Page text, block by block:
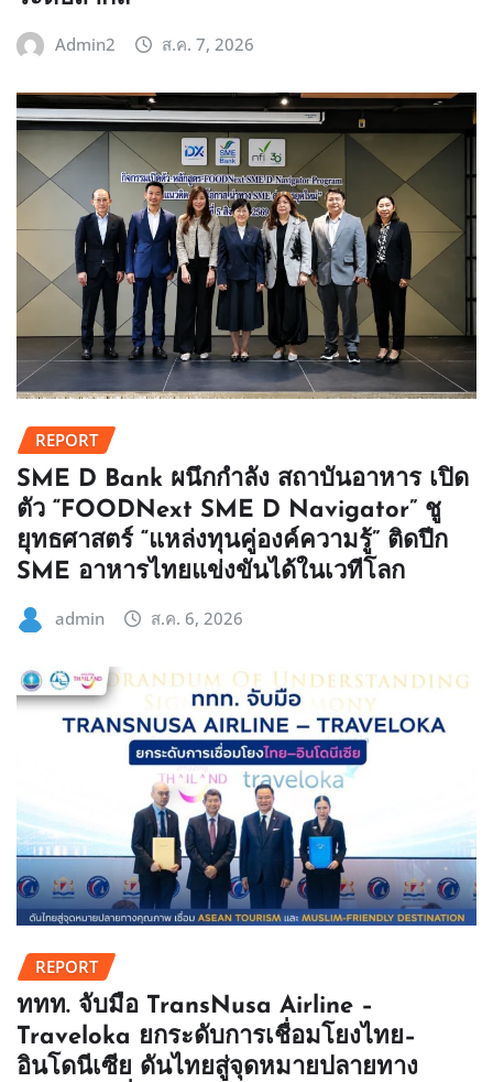
Admin2 ส.ค. 7, 2026
REPORT
SME D Bank ผนึกกำลัง สถาบันอาหาร เปิด
ตัว “FOODNext SME D Navigator” ชู
ยุทธศาสตร์ “แหล่งทุนคู่องค์ความรู้” ติดปีก
SME อาหารไทยแข่งขันได้ในเวทีโลก
admin ส.ค. 6, 2026
REPORT
ททท. จับมือ TransNusa Airline –
Traveloka ยกระดับการเชื่อมโยงไทย–
อินโดนีเซีย ดันไทยสู่จุดหมายปลายทาง